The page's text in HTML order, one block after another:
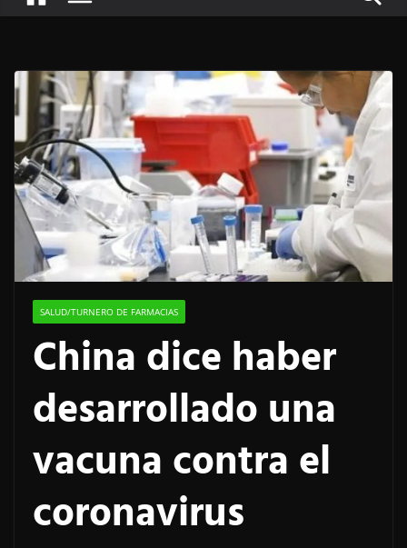
SALUD/TURNERO DE FARMACIAS
China dice haber
desarrollado una
vacuna contra el
coronavirus